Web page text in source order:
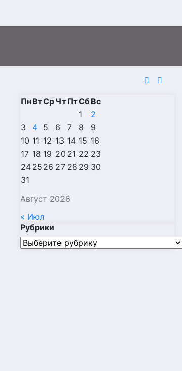
Август 2026
ПнВтСрЧтПтСбВс
1
2
3
4 5 6 7 8
9
10 11 12 13 14 15 16
17 18 19 20 21 22 23
24 25 26 27 28 29 30
31
« Июл
Рубрики
Рубрики